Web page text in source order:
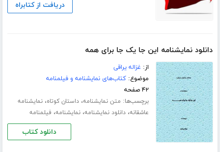
دریافت از کتابراه
دانلود نمایشنامه این جا یک جا برای همه
از: غزاله یراقی
موضوع:کتاب‌های نمایشنامه و فیلمنامه
۴۲ صفحه
برچسب‌ها: متن نمایشنامه،داستان کوتاه،نمایشنامه
عاشقانه،دانلود نمایشنامه،نمایشنامه، فیلمنامه
دانلود کتاب